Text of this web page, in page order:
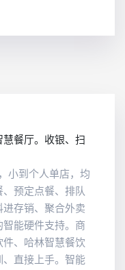
餐厅。收银、扫
小到个人单店，均
预定点餐、排队
存销、聚合外卖
能硬件支持。商
、哈林智慧餐饮
直接上手。智能